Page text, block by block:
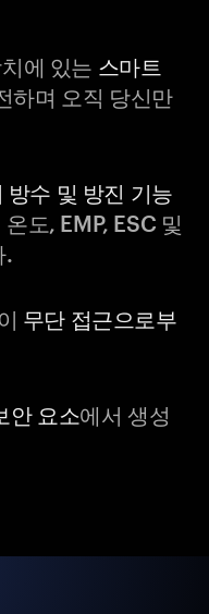
에 있는 스마트
하며 오직 당신만
방수 및 방진 기능
도, EMP, ESC 및
.
무단 접근으로부
안 요소에서 생성